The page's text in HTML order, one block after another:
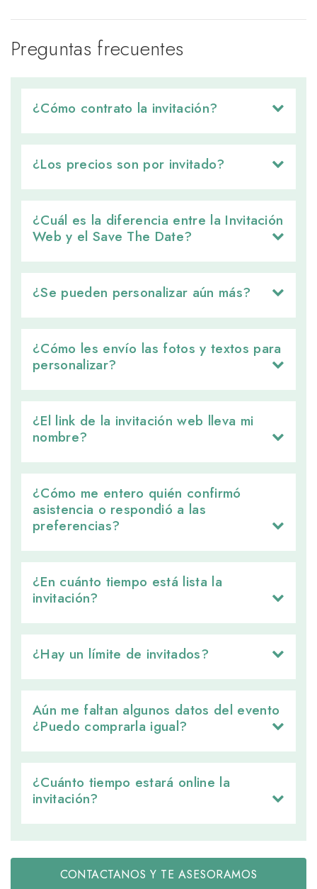
Preguntas frecuentes
¿Cómo contrato la invitación?
¿Los precios son por invitado?
¿Cuál es la diferencia entre la Invitación
Web y el Save The Date?
¿Se pueden personalizar aún más?
¿Cómo les envío las fotos y textos para
personalizar?
¿El link de la invitación web lleva mi
nombre?
¿Cómo me entero quién confirmó
asistencia o respondió a las
preferencias?
¿En cuánto tiempo está lista la
invitación?
¿Hay un límite de invitados?
Aún me faltan algunos datos del evento
¿Puedo comprarla igual?
¿Cuánto tiempo estará online la
invitación?
CONTACTANOS Y TE ASESORAMOS